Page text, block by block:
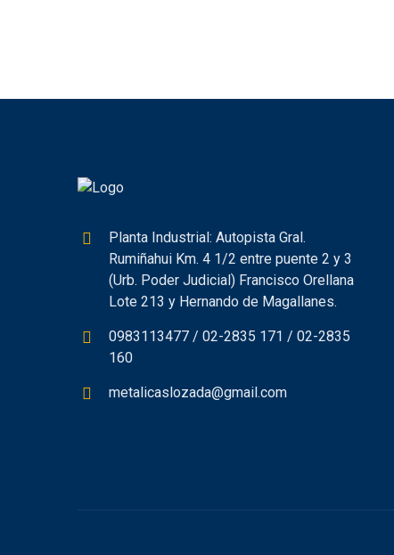
Planta Industrial: Autopista Gral.
Rumiñahui Km. 4 1/2 entre puente 2 y 3
(Urb. Poder Judicial) Francisco Orellana
Lote 213 y Hernando de Magallanes.
0983113477 / 02-2835 171 / 02-2835
160
metalicaslozada@gmail.com